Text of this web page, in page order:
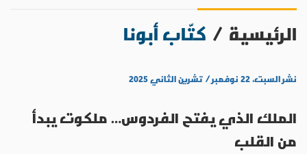
الرئيسية / كتّاب أبونا
نشر السبت، ٢٢ نوفمبر / تشرين الثاني ٢٠٢٥
الملك الذي يفتح الفردوس… ملكوت يبدأ
من القلب